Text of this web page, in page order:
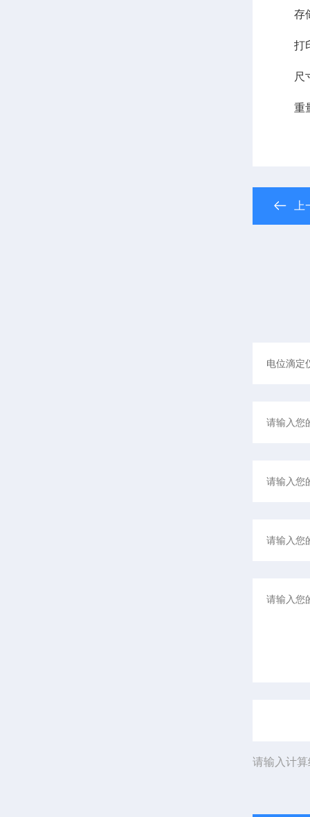
存
打
尺
重
请输入计